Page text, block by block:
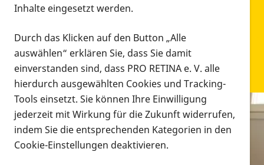
Infomaterial
Infomaterial
Inhalte eingesetzt werden.
Durch das Klicken auf den Button „Alle
auswählen“ erklären Sie, dass Sie damit
einverstanden sind, dass PRO RETINA e. V. alle
hierdurch ausgewählten Cookies und Tracking-
Tools einsetzt. Sie können Ihre Einwilligung
jederzeit mit Wirkung für die Zukunft widerrufen,
indem Sie die entsprechenden Kategorien in den
Cookie-Einstellungen deaktivieren.